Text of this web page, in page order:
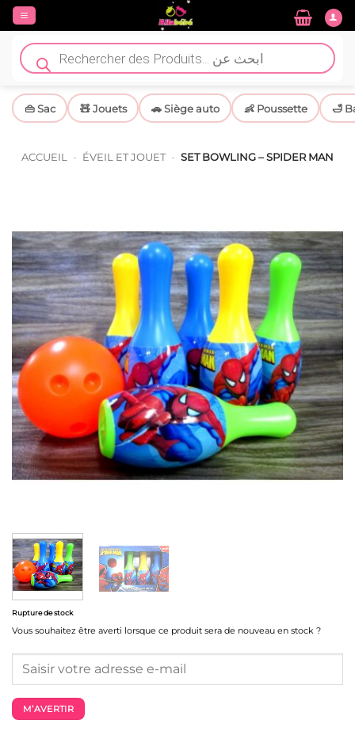
Passer
contenu
Recherche
de
produits
👜 Sac 🧸 Jouets 🚗 Siège auto 👶 Poussette 🛁
ACCUEIL - ÉVEIL ET JOUET - SET BOWLING – SPIDER MAN
Rupture de stock
Vous souhaitez être averti lorsque ce produit sera de nouveau en stock ?
M’AVERTIR